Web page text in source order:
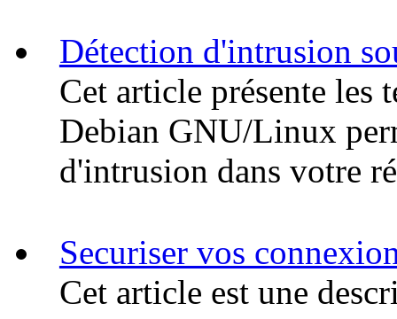
Détection d'intrusion
Cet article présente les
Debian GNU/Linux
d'intrusion dans votre
Securiser vos
Cet article est une